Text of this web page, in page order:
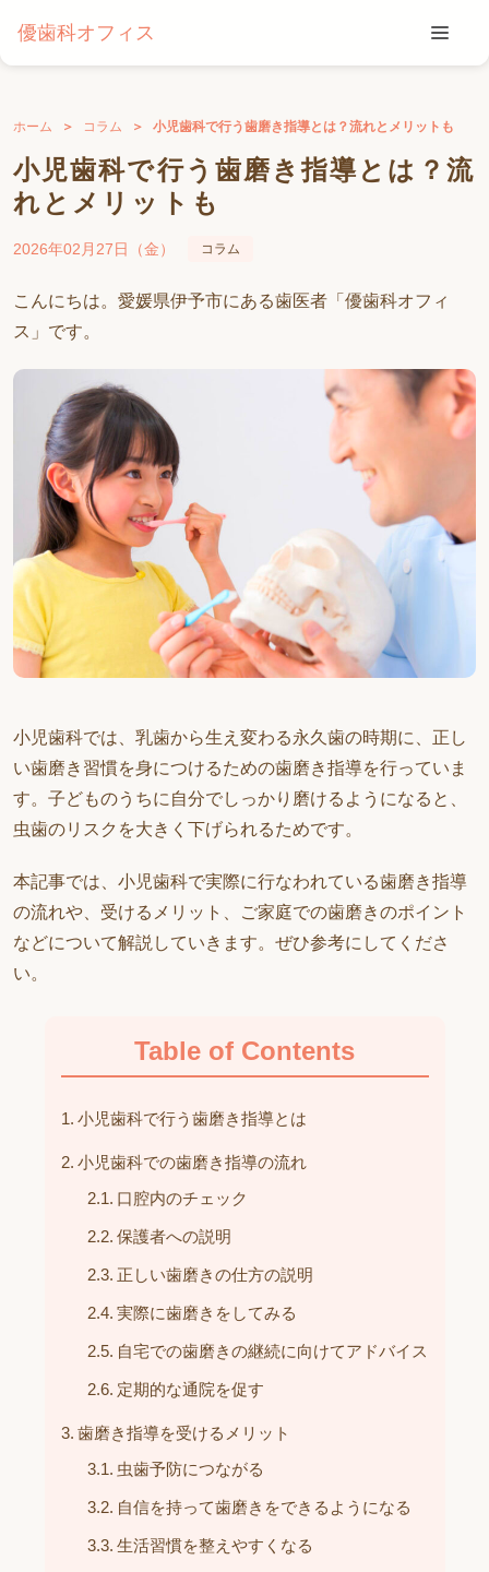
優歯科オフィス
ホーム コラム 小児歯科で行う歯磨き指導とは？流れとメリットも
小児歯科で行う歯磨き指導とは？流
れとメリットも
2026年02月27日（金） コラム
こんにちは。愛媛県伊予市にある歯医者「優歯科オフィ
ス」です。
小児歯科では、乳歯から生え変わる永久歯の時期に、正し
い歯磨き習慣を身につけるための歯磨き指導を行っていま
す。子どものうちに自分でしっかり磨けるようになると、
虫歯のリスクを大きく下げられるためです。
本記事では、小児歯科で実際に行なわれている歯磨き指導
の流れや、受けるメリット、ご家庭での歯磨きのポイント
などについて解説していきます。ぜひ参考にしてくださ
い。
Table of Contents
小児歯科で行う歯磨き指導とは
小児歯科での歯磨き指導の流れ
口腔内のチェック
保護者への説明
正しい歯磨きの仕方の説明
実際に歯磨きをしてみる
自宅での歯磨きの継続に向けてアドバイス
定期的な通院を促す
歯磨き指導を受けるメリット
虫歯予防につながる
自信を持って歯磨きをできるようになる
生活習慣を整えやすくなる